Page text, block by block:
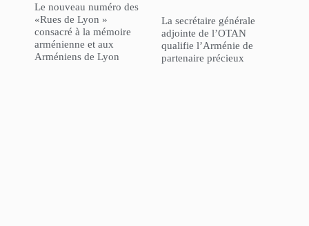
Le nouveau numéro des
«Rues de Lyon »
consacré à la mémoire
arménienne et aux
Arméniens de Lyon
La secrétaire générale
adjointe de l’OTAN
qualifie l’Arménie de
partenaire précieux